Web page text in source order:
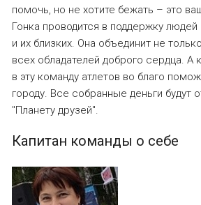
помочь, но не хотите бежать – это
Гонка проводится в поддержку
и их близких. Она объединит не
всех обладателей доброго сердца. А
в эту команду атлетов во благо
городу. Все собранные деньги будут
"Планету друзей".
Капитан команды о себе